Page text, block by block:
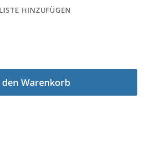
HINZUFÜGEN
den Warenkorb